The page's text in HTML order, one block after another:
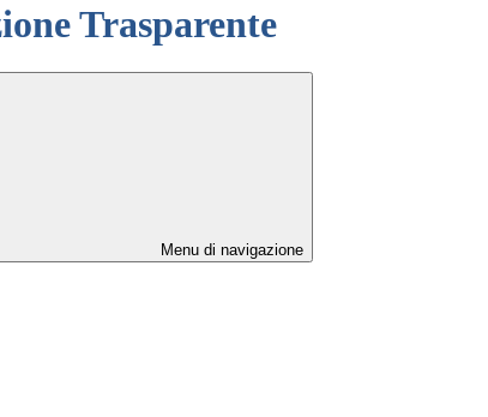
Trasparente
Menu di navigazione